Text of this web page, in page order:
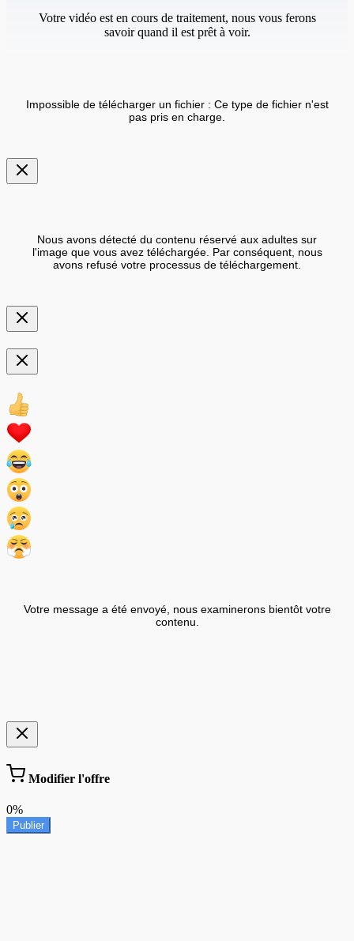
Votre vidéo est en cours de traitement, nous vous ferons
savoir quand il est prêt à voir.
Impossible de télécharger un fichier : Ce type de fichier n'est
pas pris en charge.
Nous avons détecté du contenu réservé aux adultes sur
l'image que vous avez téléchargée. Par conséquent, nous
avons refusé votre processus de téléchargement.
Votre message a été envoyé, nous examinerons bientôt votre
contenu.
Modifier l'offre
0%
Publier